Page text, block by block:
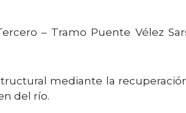
– Tramo Puente Vélez
mediante la
del río.